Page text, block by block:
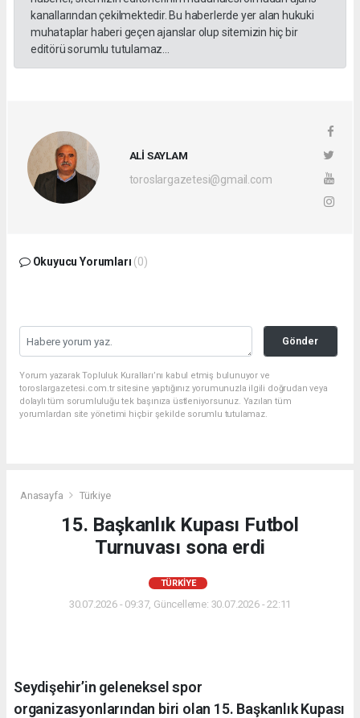
kanallarından çekilmektedir. Bu haberlerde yer alan hukuki
muhataplar haberi geçen ajanslar olup sitemizin hiç bir
editörü sorumlu tutulamaz...
ALİ SAYLAM
toroslargazetesi@gmail.com
Okuyucu Yorumları (0)
Gönder
Yorum yazarak Topluluk Kuralları’nı kabul etmiş bulunuyor ve
toroslargazetesi.com.tr sitesine yaptığınız yorumunuzla ilgili doğrudan veya
dolaylı tüm sorumluluğu tek başınıza üstleniyorsunuz. Yazılan tüm
yorumlardan site yönetimi hiçbir şekilde sorumlu tutulamaz.
Anasayfa Türkiye
15. Başkanlık Kupası Futbol
Turnuvası sona erdi
TÜRKIYE
30.07.2026 - 09:37, Güncelleme: 30.07.2026 - 22:11
Seydişehir’in geleneksel spor
organizasyonlarından biri olan 15. Başkanlık Kupası